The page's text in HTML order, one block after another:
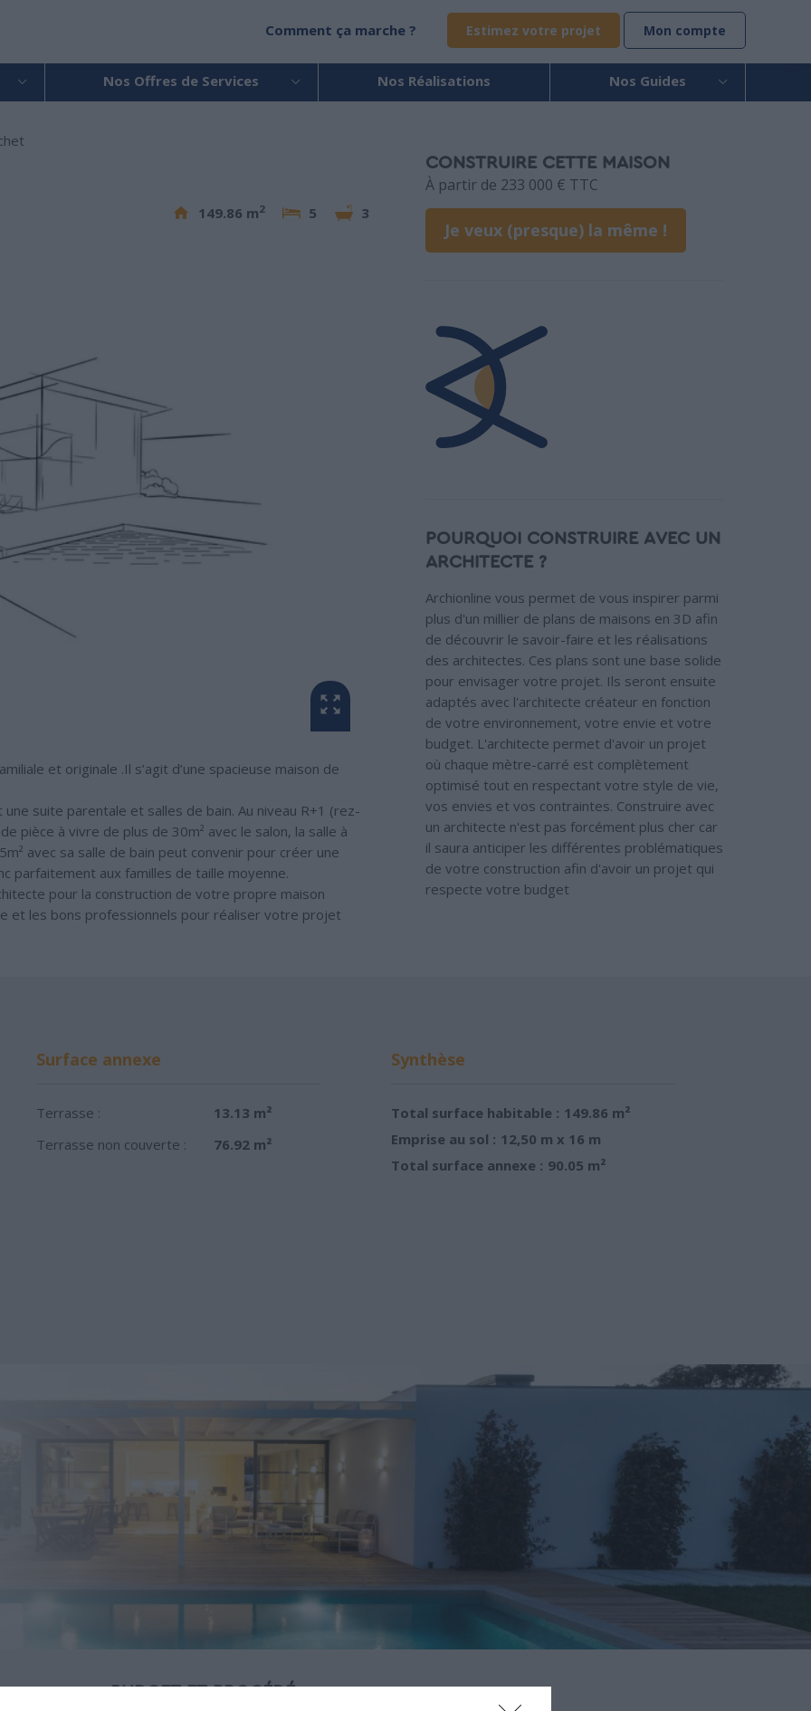
Comment ça marche ? Estimez votre projet Mon compte
Nos Offres de Services Nos Réalisations Nos Guides
149.86 m2 5 3
et originale .Il s’agit d’une spacieuse maison de
suite parentale et salles de bain. Au niveau R+1 (rez-
pièce à vivre de plus de 30m² avec le salon, la salle à
avec sa salle de bain peut convenir pour créer une
parfaitement aux familles de taille moyenne.
pour la construction de votre propre maison
et les bons professionnels pour réaliser votre projet
CONSTRUIRE CETTE MAISON
À partir de 233 000 € TTC
Je veux (presque) la même !
POURQUOI CONSTRUIRE AVEC UN
ARCHITECTE ?
Archionline vous permet de vous inspirer parmi
plus d'un millier de plans de maisons en 3D afin
de découvrir le savoir-faire et les réalisations
des architectes. Ces plans sont une base solide
pour envisager votre projet. Ils seront ensuite
adaptés avec l'architecte créateur en fonction
de votre environnement, votre envie et votre
budget. L'architecte permet d'avoir un projet
où chaque mètre-carré est complètement
optimisé tout en respectant votre style de vie,
vos envies et vos contraintes. Construire avec
un architecte n'est pas forcément plus cher car
il saura anticiper les différentes problématiques
de votre construction afin d'avoir un projet qui
respecte votre budget
Surface annexe
Terrasse :
13.13 m²
Terrasse non couverte :
76.92 m²
Synthèse
Total surface habitable : 149.86 m²
Emprise au sol : 12,50 m x 16 m
Total surface annexe : 90.05 m²
BUDGET ET PROCÉDÉ